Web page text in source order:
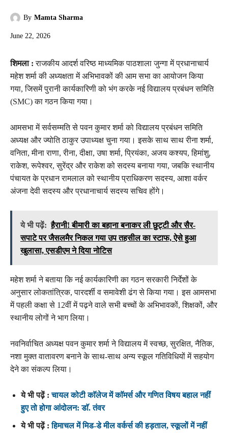
By Mamta Sharma
June 22, 2026
शिमला : राजकीय आदर्श वरिष्ठ माध्यमिक पाठशाला जुन्गा में प्रधानाचार्य
महेश शर्मा की अध्यक्षता में अभिभावकों की आम सभा का आयोजन किया
गया, जिसमें पुरानी कार्यकारिणी को भंग करके नई विद्यालय प्रबंधन समिति
(SMC) का गठन किया गया।
आमसभा में सर्वसम्मति से पवन कुमार शर्मा को विद्यालय प्रबंधन समिति
अध्यक्ष और ज्योति ठाकुर उपाध्यक्ष चुना गया। इसके साथ साथ रीना शर्मा,
वनिता, मीना राणा, रीना, दीक्षा, उषा शर्मा, प्रियंका, अजय कश्यप, हिमांशु,
राकेश, रूपेश्वर, सुरेंद्र और राकेश को सदस्य बनाया गया, जबकि स्थानीय
पंचायत के प्रधान रामलाल को स्थानीय प्राधिकरण सदस्य, आशा वर्कर
अंजना देवी सदस्य और प्रधानाचार्य सदस्य सचिव होंगे।
ये भी पढ़ें: हैरानी! बीमारी का बहाना बनाकर ली छुट्टी और सैर-
सपाटे पर जैसलमैर निकल गया उप तहसील का स्टाफ, ऐसे हुआ
खुलासा, एसडीएम ने दिया नोटिस
महेश शर्मा ने बताया कि नई कार्यकारिणी का गठन सरकारी निर्देशों के
अनुसार लोकतांत्रिक, पारदर्शी व समावेशी ढंग से किया गया। इस आमसभा
में पहली कक्षा से 12वीं में पढ़ने वाले सभी बच्चों के अभिभावकों, शिक्षकों, और
स्थानीय लोगों ने भाग लिया।
नवनिर्वाचित अध्यक्ष पवन कुमार शर्मा ने विद्यालय में स्वच्छ, सुरक्षित, नैतिक,
नशा मुक्त वातावरण बनाने के साथ-साथ अन्य स्कूल गतिविधियों में सहयोग
देने का संकल्प लिया।
ये भी पढ़ें :चायल कोटी काॅलेज में काॅमर्स और गणित विषय बहाल नहीं
हुए तो होगा आंदोलन: डाॅ. तंवर
ये भी पढ़ें :हिमाचल में मिड-डे मील वर्कर्स की हड़ताल, स्कूलों में नहीं